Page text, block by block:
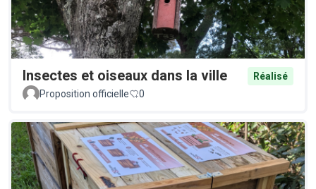
Insectes et oiseaux dans la ville
Réalisé
Proposition officielle
0